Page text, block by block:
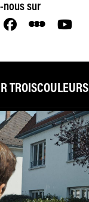
nous sur
TROISCOULEURS